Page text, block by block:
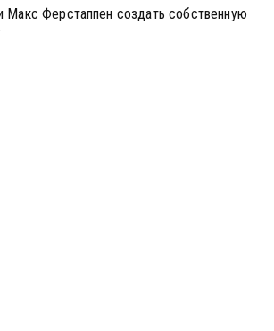
Макс Ферстаппен создать собственную